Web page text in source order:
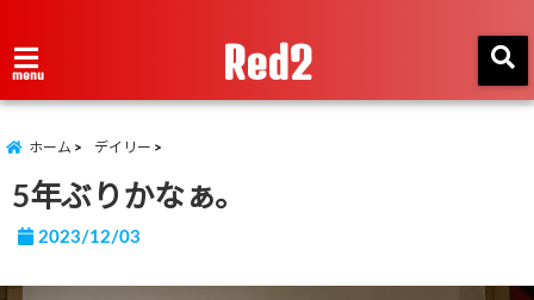
menu Red2
ホーム デイリー
5年ぶりかなぁ。
2023/12/03